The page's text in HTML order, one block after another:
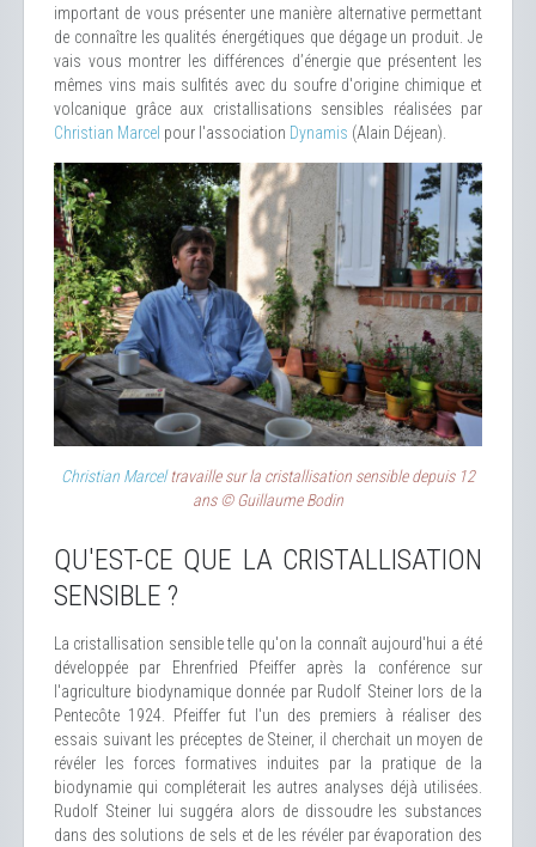
important de vous présenter une manière alternative permettant
de connaître les qualités énergétiques que dégage un produit. Je
vais vous montrer les différences d’énergie que présentent les
mêmes vins mais sulfités avec du soufre d'origine chimique et
volcanique grâce aux cristallisations sensibles réalisées par
Christian Marcel pour l'association Dynamis (Alain Déjean).
Christian Marceltravaille sur la cristallisation sensible depuis 12
ans © Guillaume Bodin
QU'EST-CE QUE LA CRISTALLISATION
SENSIBLE ?
La cristallisation sensible telle qu'on la connaît aujourd'hui a été
développée par Ehrenfried Pfeiffer après la conférence sur
l'agriculture biodynamique donnée par Rudolf Steiner lors de la
Pentecôte 1924. Pfeiffer fut l'un des premiers à réaliser des
essais suivant les préceptes de Steiner, il cherchait un moyen de
révéler les forces formatives induites par la pratique de la
biodynamie qui compléterait les autres analyses déjà utilisées.
Rudolf Steiner lui suggéra alors de dissoudre les substances
dans des solutions de sels et de les révéler par évaporation des